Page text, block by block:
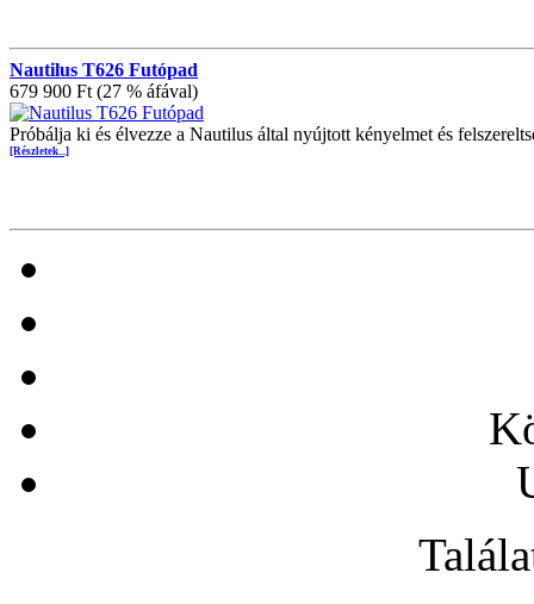
Nautilus T626 Futópad
679 900 Ft (27 % áfával)
Próbálja ki és élvezze a Nautilus által nyújtott kényelmet és
[Részletek...]